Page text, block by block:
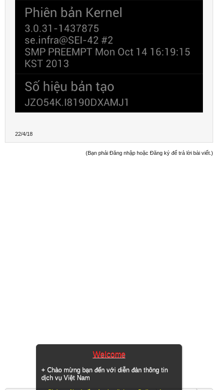
Welcome
+ Chào mừng bạn đến với diễn đàn thông tin
dịch vụ Việt Nam
22/4/18
(Bạn phải Đăng nhập hoặc Đăng ký để trả lời bài viết.)